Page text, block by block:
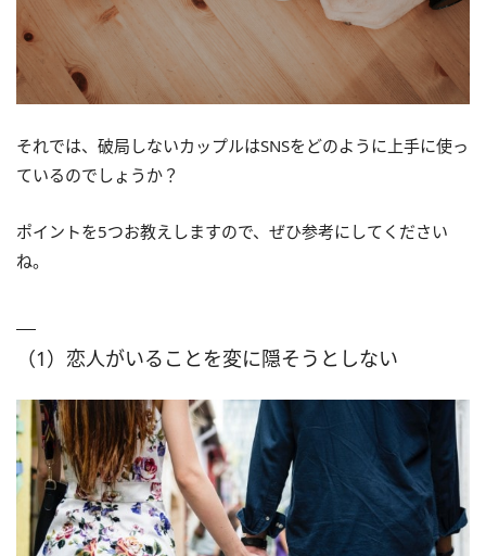
それでは、破局しないカップルはSNSをどのように上手に使っ
ているのでしょうか？
ポイントを5つお教えしますので、ぜひ参考にしてください
ね。
（1）恋人がいることを変に隠そうとしない